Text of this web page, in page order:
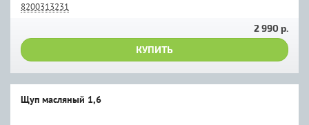
8200313231
2 990 р.
КУПИТЬ
Щуп масляный 1,6